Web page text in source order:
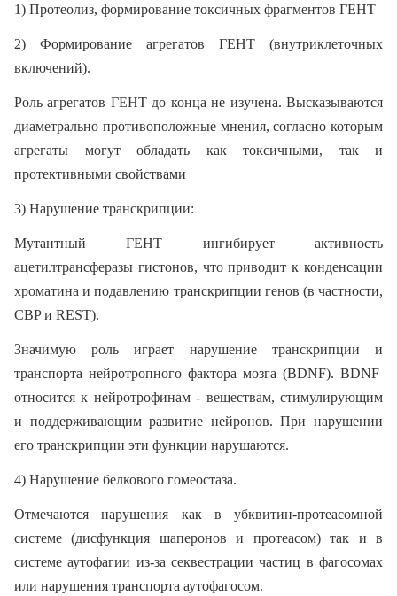
1) Протеолиз, формирование токсичных фрагментов ГЕНТ
2) Формирование агрегатов ГЕНТ (внутриклеточных
включений).
Роль агрегатов ГЕНТ до конца не изучена. Высказываются
диаметрально противоположные мнения, согласно которым
агрегаты могут обладать как токсичными, так и
протективными свойствами
3) Нарушение транскрипции:
Мутантный ГЕНТ ингибирует активность
ацетилтрансферазы гистонов, что приводит к конденсации
хроматина и подавлению транскрипции генов (в частности,
CBP и REST).
Значимую роль играет нарушение транскрипции и
транспорта нейротропного фактора мозга (BDNF). BDNF
относится к нейротрофинам - веществам, стимулирующим
и поддерживающим развитие нейронов. При нарушении
его транскрипции эти функции нарушаются.
4) Нарушение белкового гомеостаза.
Отмечаются нарушения как в убквитин-протеасомной
системе (дисфункция шаперонов и протеасом) так и в
системе аутофагии из-за секвестрации частиц в фагосомах
или нарушения транспорта аутофагосом.